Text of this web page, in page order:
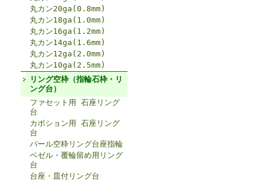
丸カン20ga(0.8mm)
丸カン18ga(1.0mm)
丸カン16ga(1.2mm)
丸カン14ga(1.6mm)
丸カン12ga(2.0mm)
丸カン10ga(2.5mm)
リング空枠（指輪石枠・リ
ング台）
ファセット用 石座リング
台
カボション用 石座リング
台
パール空枠リング台座指輪
ベゼル・覆輪留め用リング
台
台座・皿付リング台